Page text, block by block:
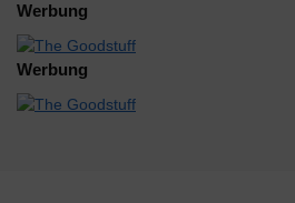
Werbung
Werbung